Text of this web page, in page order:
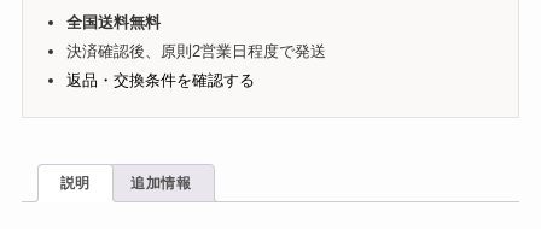
全国送料無料
決済確認後、原則2営業日程度で発送
返品・交換条件を確認する
説明 追加情報